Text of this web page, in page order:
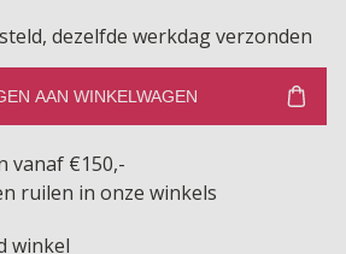
dezelfde werkdag verzonden
AAN WINKELWAGEN
vanaf €150,-
ruilen in onze winkels
winkel